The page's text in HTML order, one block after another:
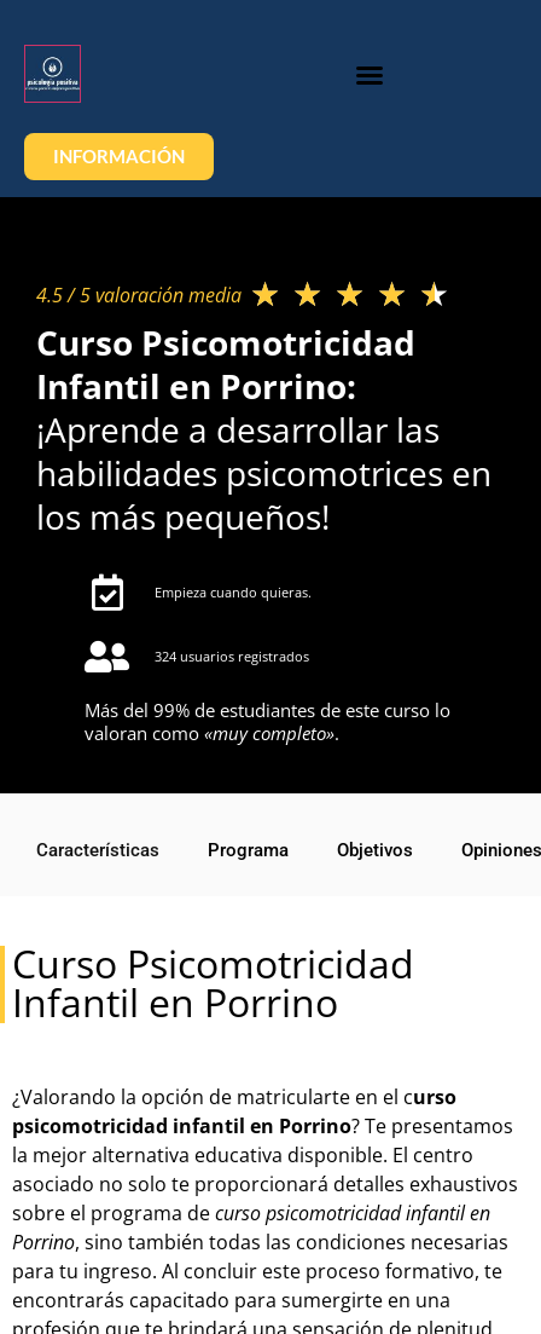
INFORMACIÓN
4.5 / 5 valoración media​ ★ ★ ★ ★ ★
Curso Psicomotricidad
Infantil en Porrino:
¡Aprende a desarrollar las
habilidades psicomotrices en
los más pequeños!
Empieza cuando quieras.
324 usuarios registrados
Más del 99% de estudiantes de este curso lo
valoran como «muy completo».
Características Programa Objetivos Opiniones
Curso Psicomotricidad
Infantil en Porrino
¿Valorando la opción de matricularte en el curso
psicomotricidad infantil en Porrino? Te presentamos
la mejor alternativa educativa disponible. El centro
asociado no solo te proporcionará detalles exhaustivos
sobre el programa decurso psicomotricidad infantil en
Porrino, sino también todas las condiciones necesarias
para tu ingreso. Al concluir este proceso formativo, te
encontrarás capacitado para sumergirte en una